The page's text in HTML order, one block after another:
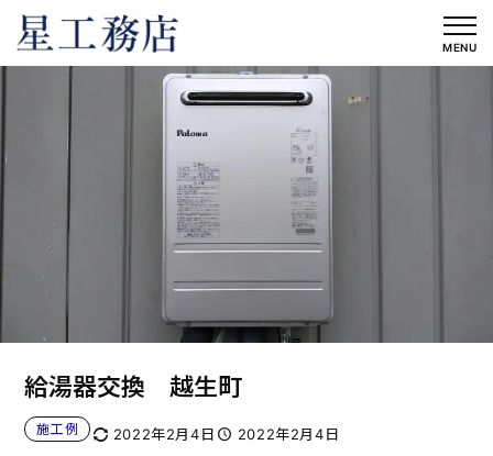
を
ッ
MENU
給湯器交換 越生町
施工例 2022年2月4日 2022年2月4日